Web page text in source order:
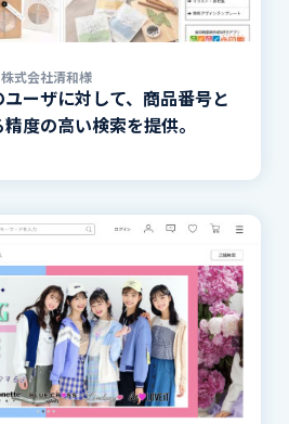
株式会社清和様
ーザに対して、商品番号と
度の高い検索を提供。